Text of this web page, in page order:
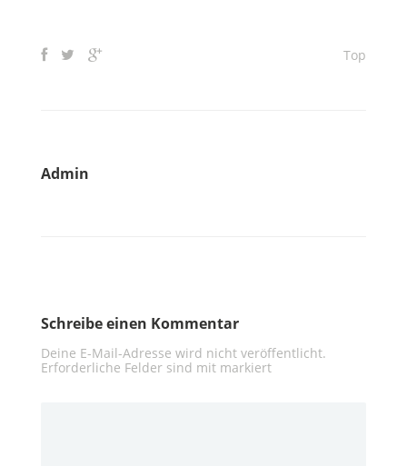
Top
Admin
Schreibe einen Kommentar
Deine E-Mail-Adresse wird nicht veröffentlicht.
Erforderliche Felder sind mit markiert